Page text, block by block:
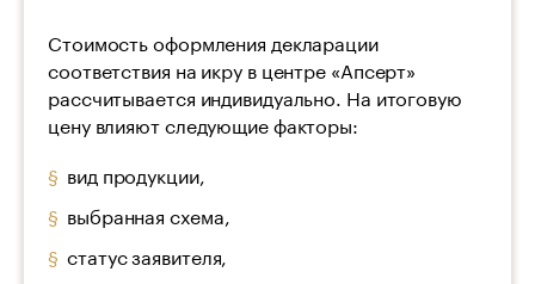
Стоимость оформления декларации
соответствия на икру в центре «Апсерт»
рассчитывается индивидуально. На итоговую
цену влияют следующие факторы:
вид продукции,
выбранная схема,
статус заявителя,